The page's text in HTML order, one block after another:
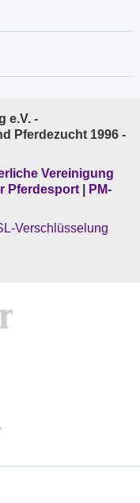
e.V. -
Pferdezucht 1996 -
Vereinigung
Pferdesport
PM-
Verschlüsselung